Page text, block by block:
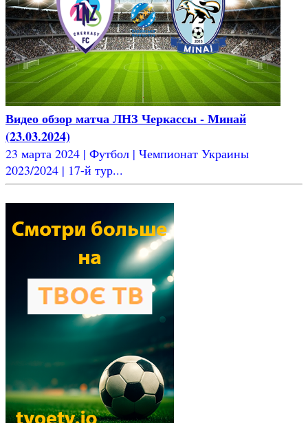
Видео обзор матча ЛНЗ Черкассы - Минай
(23.03.2024)
23 марта 2024 | Футбол | Чемпионат Украины
2023/2024 | 17-й тур...